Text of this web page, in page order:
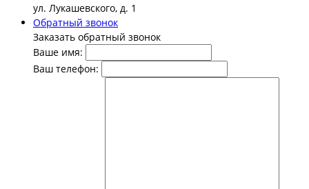
ул. Лукашевского, д. 1
Обратный звонок
Заказать обратный звонок
Ваше имя:
Ваш телефон: